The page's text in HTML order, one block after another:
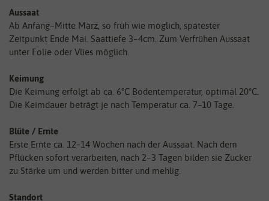
Aussaat
Ab Anfang–Mitte März, so früh wie möglich, spätester
Zeitpunkt Ende Mai. Saattiefe 3–4cm. Zum Verfrühen Aussaat
unter Folie oder Vlies möglich.
Keimung
Die Keimung erfolgt ab ca. 6°C Bodentemperatur, optimal 20°C.
Die Keimdauer beträgt je nach Temperatur ca. 7–10 Tage.
Blüte / Ernte
Erste Ernte ca. 12–14 Wochen nach der Aussaat. Nach dem
Pflücken sofort verarbeiten, nach 2–3 Tagen bilden sie Zucker
zu Stärke um und werden bitter und mehlig.
Standort